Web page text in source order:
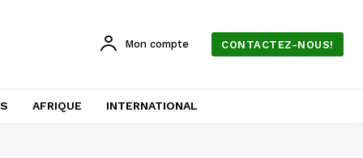
Mon compte CONTACTEZ-NOUS!
AFRIQUE INTERNATIONAL